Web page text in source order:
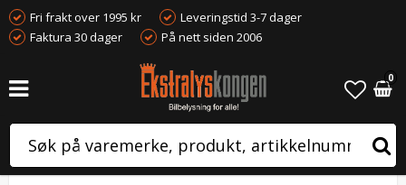
Fri frakt over 1995 kr
Leveringstid 3-7 dager
Faktura 30 dager
På nett siden 2006
0